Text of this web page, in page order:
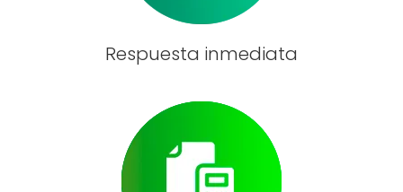
Respuesta inmediata